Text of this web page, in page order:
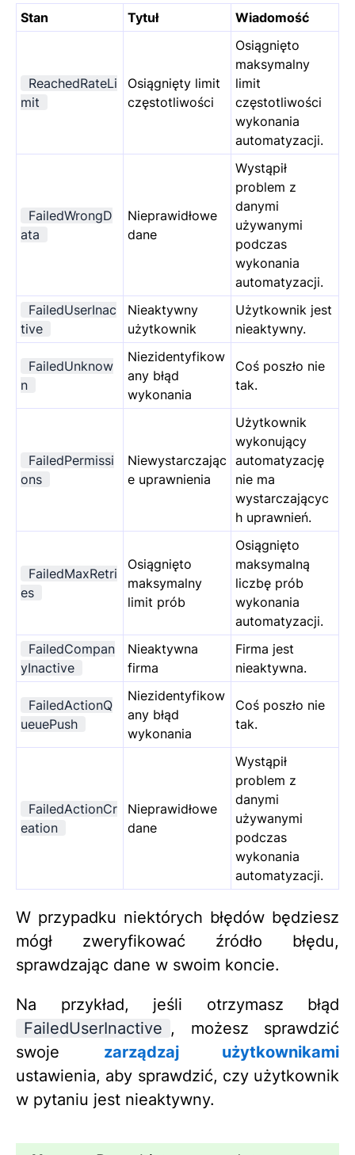
Stan Tytuł Wiadomość
ReachedRateLi
mit
Osiągnięty limit
częstotliwości
Osiągnięto
maksymalny
limit
częstotliwości
wykonania
automatyzacji.
FailedWrongD
ata
Nieprawidłowe
dane
Wystąpił
problem z
danymi
używanymi
podczas
wykonania
automatyzacji.
FailedUserInac
tive
Nieaktywny
użytkownik
Użytkownik jest
nieaktywny.
FailedUnknow
n
Niezidentyfikow
any błąd
wykonania
Coś poszło nie
tak.
FailedPermissi
ons
Niewystarczając
e uprawnienia
Użytkownik
wykonujący
automatyzację
nie ma
wystarczającyc
h uprawnień.
FailedMaxRetri
es
Osiągnięto
maksymalny
limit prób
Osiągnięto
maksymalną
liczbę prób
wykonania
automatyzacji.
FailedCompan
yInactive
Nieaktywna
firma
Firma jest
nieaktywna.
FailedActionQ
ueuePush
Niezidentyfikow
any błąd
wykonania
Coś poszło nie
tak.
FailedActionCr
eation
Nieprawidłowe
dane
Wystąpił
problem z
danymi
używanymi
podczas
wykonania
automatyzacji.
W przypadku niektórych błędów będziesz
mógł zweryfikować źródło błędu,
sprawdzając dane w swoim koncie.
Na przykład, jeśli otrzymasz błąd
FailedUserInactive , możesz sprawdzić
swoje zarządzaj użytkownikami
ustawienia, aby sprawdzić, czy użytkownik
w pytaniu jest nieaktywny.